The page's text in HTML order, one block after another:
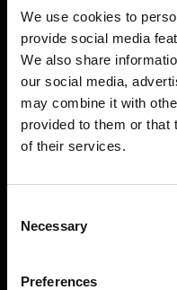
We use cookies to
provide social media
We also share
our social media,
may combine it with
provided to them or that
of their services.
Selection
Necessary
Preferences
ambientalmente
responsáveis
As nossas soluções
Janelas de correr